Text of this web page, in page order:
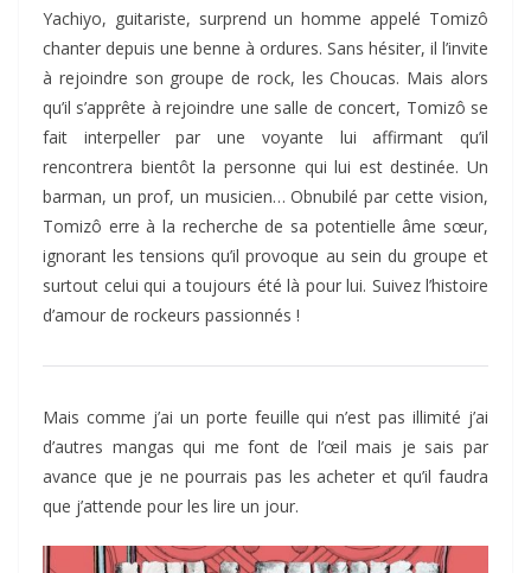
Yachiyo, guitariste, surprend un homme appelé Tomizô
chanter depuis une benne à ordures. Sans hésiter, il l’invite
à rejoindre son groupe de rock, les Choucas. Mais alors
qu’il s’apprête à rejoindre une salle de concert, Tomizô se
fait interpeller par une voyante lui affirmant qu’il
rencontrera bientôt la personne qui lui est destinée. Un
barman, un prof, un musicien… Obnubilé par cette vision,
Tomizô erre à la recherche de sa potentielle âme sœur,
ignorant les tensions qu’il provoque au sein du groupe et
surtout celui qui a toujours été là pour lui. Suivez l’histoire
d’amour de rockeurs passionnés !
Mais comme j’ai un porte feuille qui n’est pas illimité j’ai
d’autres mangas qui me font de l’œil mais je sais par
avance que je ne pourrais pas les acheter et qu’il faudra
que j’attende pour les lire un jour.